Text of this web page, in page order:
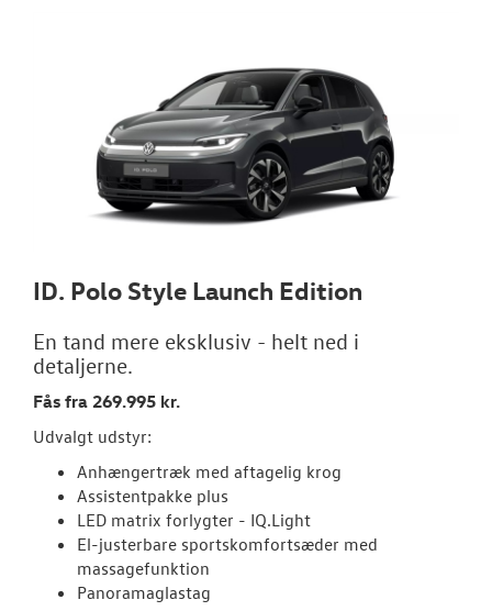
TILBEHØR
RESERVEDELE
ID. Polo Style Launch Edition
En tand mere eksklusiv - helt ned i
detaljerne.
Fås fra 269.995 kr.
Udvalgt udstyr:
Anhængertræk med aftagelig krog
Assistentpakke plus
LED matrix forlygter - IQ.Light
El-justerbare sportskomfortsæder med
massagefunktion
Panoramaglastag